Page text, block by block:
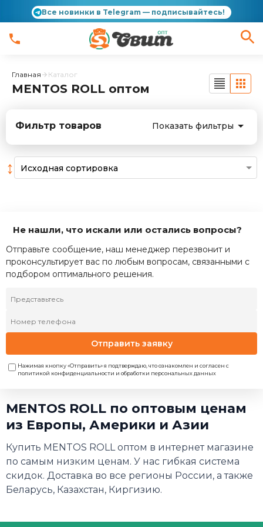
Все новинки в Telegram — подписывайтесь!
Главная Каталог
MENTOS ROLL оптом
Фильтр товаров Показать фильтры
↕
Не нашли, что искали или остались вопросы?
Отправьте сообщение, наш менеджер перезвонит и
проконсультирует вас по любым вопросам, связанными с
подбором оптимального решения.
Отправить заявку
Нажимая кнопку «Отправить» я подтверждаю, что ознакомлен и согласен с
политикой конфиденциальности и обработки персональных данных
MENTOS ROLL по оптовым ценам
из Европы, Америки и Азии
Купить MENTOS ROLL оптом в интернет магазине
по самым низким ценам. У нас гибкая система
скидок. Доставка во все регионы России, а также
Беларусь, Казахстан, Киргизию.